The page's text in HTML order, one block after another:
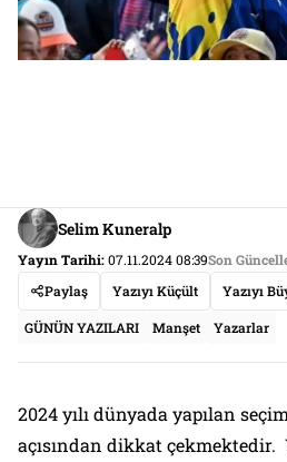
Selim Kuneralp
Yayın Tarihi:07.11.2024 08:39Son
Paylaş
Yazıyı Küçült Yazıyı
GÜNÜN YAZILARI Manşet Yazarlar
2024 yılı dünyada yapılan
açısından dikkat çekmektedir.